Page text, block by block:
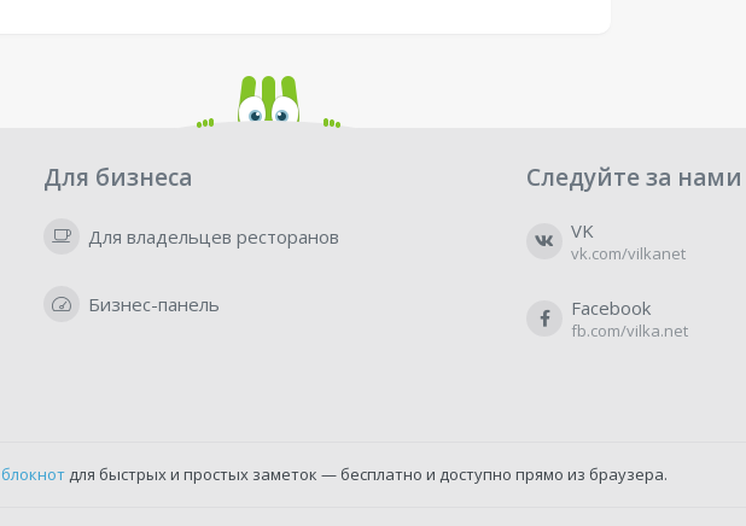
Для бизнеса
Для владельцев ресторанов
Бизнес-панель
Следуйте за
VK
vk.com/vilkanet
Facebook
fb.com/vilka.net
для быстрых и простых заметок — бесплатно и доступно прямо из браузера.